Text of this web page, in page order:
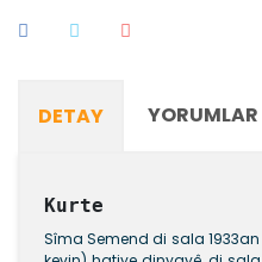
DETAY YORUMLAR
Kurte
Sîma Semend di sala